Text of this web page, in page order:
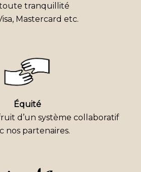
tranquillité
Mastercard etc.
Équité
d’un système collaboratif
nos partenaires.